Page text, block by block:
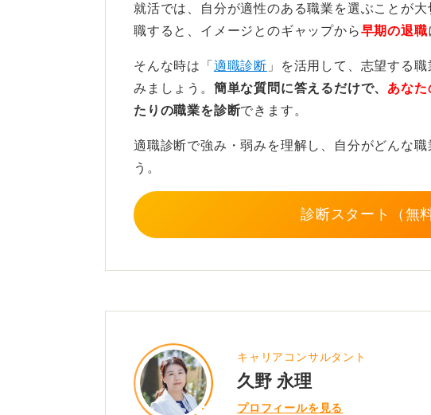
ただ、英語力が必要とされる職場に就職する場
度のTOEICスコアが求められます。
質問者さんは英語に自信がないとのことなので
業は視野に入れていないのではないでしょうか。
就活では、自分が適性のある職業を選ぶことが
職すると、イメージとのギャップから早期の退職
そんな時は「 適職診断 」を活用して、志望する
みましょう。 簡単な質問に答えるだけで、 あなた
たりの職業を診断できます。
適職診断で強み・弱みを理解し、自分がどんな
う。
診断スタート（無料
キャリアコンサルタント
久野 永理
プロフィールを見る